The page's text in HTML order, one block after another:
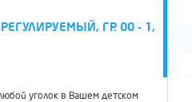
ГР. 00 - 1,
уголок в Вашем детском